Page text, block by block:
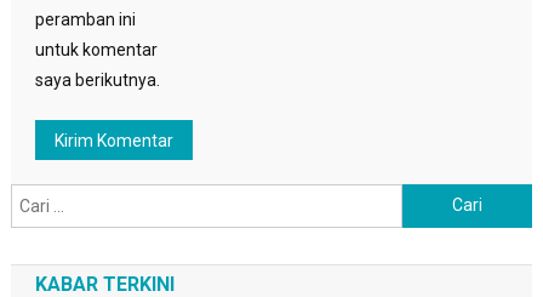
peramban ini
untuk komentar
saya berikutnya.
untuk:
KABAR TERKINI